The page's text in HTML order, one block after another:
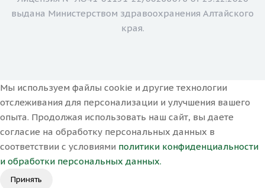
выдана Министерством здравоохранения Алтайского
края.
Мы используем файлы cookie и другие технологии
отслеживания для персонализации и улучшения вашего
опыта. Продолжая использовать наш сайт, вы даете
согласие на обработку персональных данных в
соответствии с условиями политики конфиденциальности
и обработки персональных данных.
Принять